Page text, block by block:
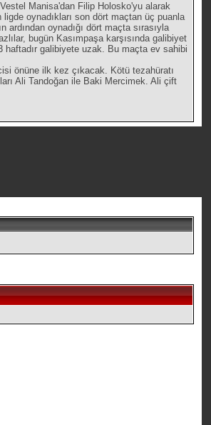
Manisa'dan Filip Holosko'yu alarak
ligde oynadıkları son dört maçtan üç puanla
oynadığı dört maçta sırasıyla
bugün Kasımpaşa karşısında galibiyet
haftadır galibiyete uzak. Bu maçta ev sahibi
önüne ilk kez çıkacak. Kötü tezahüratı
Ali Tandoğan ile Baki Mercimek. Ali çift